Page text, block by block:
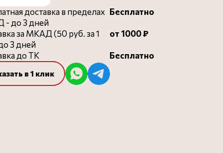
доставка в пределах
до 3 дней
Бесплатно
за МКАД (50 руб. за 1
3 дней
от 1000 ₽
до ТК Бесплатно
в 1 клик